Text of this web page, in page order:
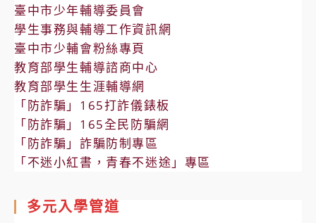
臺中市少年輔導委員會
學生事務與輔導工作資訊網
臺中市少輔會粉絲專頁
教育部學生輔導諮商中心
教育部學生生涯輔導網
「防詐騙」165打詐儀錶板
「防詐騙」165全民防騙網
「防詐騙」詐騙防制專區
「不迷小紅書，青春不迷途」專區
多元入學管道